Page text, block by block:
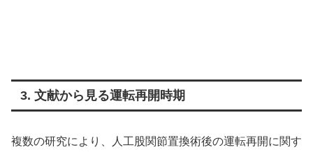
3. 文献から見る運転再開時期
複数の研究により、人工股関節置換術後の運転再開に関す